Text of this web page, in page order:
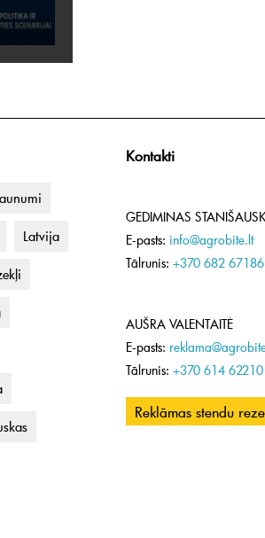
Latvija
Kontakti
GEDIMINAS
E-pasts: info@agrobite.lt
Tālrunis: +370 682 67186
AUŠRA VALENTAITĖ
E-pasts:
Tālrunis: +370 614 62210
Reklāmas stendu